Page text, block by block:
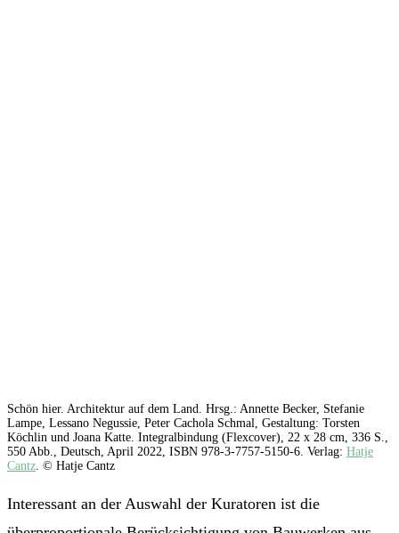
Schön hier. Architektur auf dem Land. Hrsg.: Annette Becker, Stefanie
Lampe, Lessano Negussie, Peter Cachola Schmal, Gestaltung: Torsten
Köchlin und Joana Katte. Integralbindung (Flexcover), 22 x 28 cm, 336 S.,
550 Abb., Deutsch, April 2022, ISBN 978-3-7757-5150-6. Verlag: Hatje
Cantz . © Hatje Cantz
Interessant an der Auswahl der Kuratoren ist die